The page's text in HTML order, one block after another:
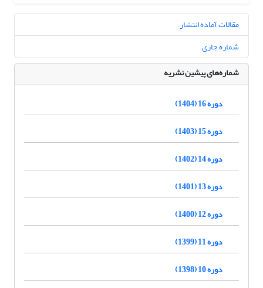
مقالات آماده انتشار
شماره جاری
شماره‌های پیشین نشریه
دوره 16 (1404)
دوره 15 (1403)
دوره 14 (1402)
دوره 13 (1401)
دوره 12 (1400)
دوره 11 (1399)
دوره 10 (1398)